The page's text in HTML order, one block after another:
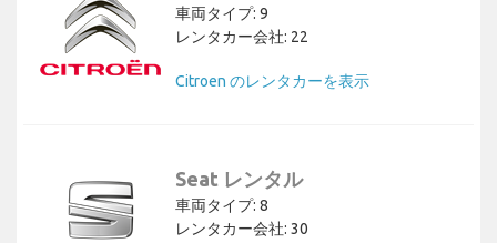
車両タイプ: 9
レンタカー会社: 22
Citroen のレンタカーを表示
Seat レンタル
車両タイプ: 8
レンタカー会社: 30